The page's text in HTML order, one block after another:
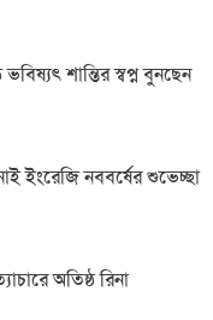
শান্তির স্বপ্ন বুনছেন
ইংরেজি নববর্ষের শুভেচ্ছা
অতিষ্ঠ রিনা